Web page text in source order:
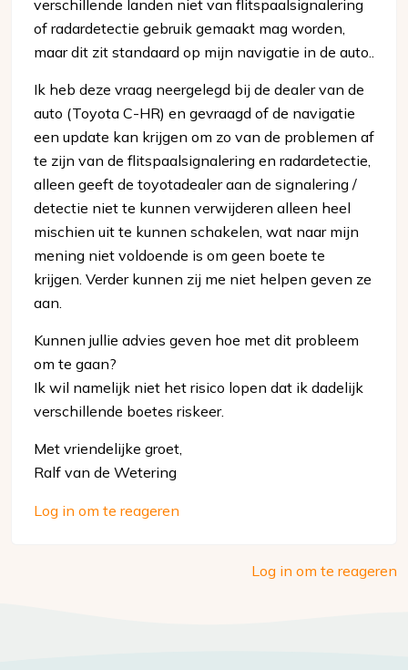
verschillende landen niet van flitspaalsignalering
of radardetectie gebruik gemaakt mag worden,
maar dit zit standaard op mijn navigatie in de auto..
Ik heb deze vraag neergelegd bij de dealer van de
auto (Toyota C-HR) en gevraagd of de navigatie
een update kan krijgen om zo van de problemen af
te zijn van de flitspaalsignalering en radardetectie,
alleen geeft de toyotadealer aan de signalering /
detectie niet te kunnen verwijderen alleen heel
mischien uit te kunnen schakelen, wat naar mijn
mening niet voldoende is om geen boete te
krijgen. Verder kunnen zij me niet helpen geven ze
aan.
Kunnen jullie advies geven hoe met dit probleem
om te gaan?
Ik wil namelijk niet het risico lopen dat ik dadelijk
verschillende boetes riskeer.
Met vriendelijke groet,
Ralf van de Wetering
Log in om te reageren
Log in om te reageren